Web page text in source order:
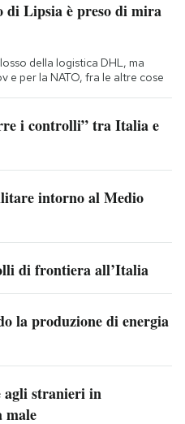
di Lipsia è preso di mira
della logistica DHL, ma
e per la NATO, fra le altre cose
i controlli” tra Italia e
intorno al Medio
di frontiera all’Italia
la produzione di energia
agli stranieri in
male